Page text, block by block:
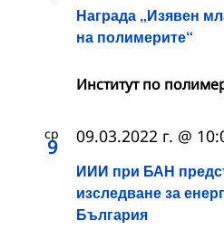
Награда „Изявен
на полимерите“
Институт по
ср
9
ИИИ при БАН
изследване за
България
09.03.2022 г. @